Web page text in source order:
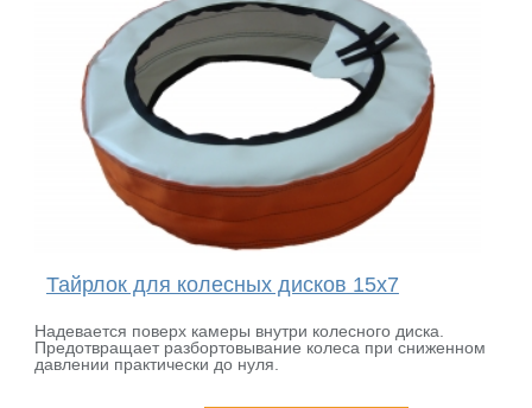
Тайрлок для колесных дисков 15х7
Надевается поверх камеры внутри колесного диска.
Предотвращает разбортовывание колеса при сниженном
давлении практически до нуля.